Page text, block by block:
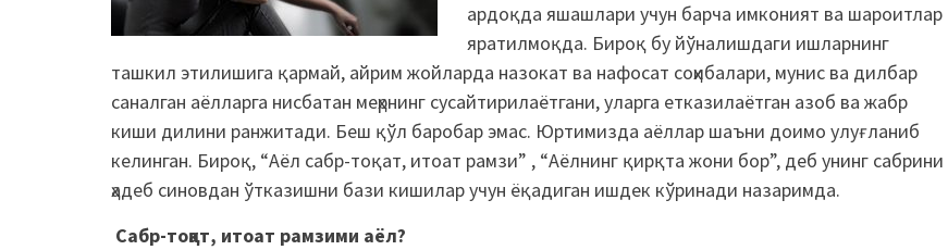
ардоқда яшашлари учун барча имконият ва шароитлар
яратилмоқда. Бироқ бу йўналишдаги ишларнинг
ташкил этилишига қармай, айрим жойларда назокат ва нафосат соҳибалари, мунис ва дилбар
саналган аёлларга нисбатан меҳрнинг сусайтирилаётгани, уларга етказилаётган азоб ва жабр
киши дилини ранжитади. Беш қўл баробар эмас. Юртимизда аёллар шаъни доимо улуғланиб
келинган. Бироқ, “Аёл сабр-тоқат, итоат рамзи” , “Аёлнинг қирқта жони бор”, деб унинг сабрини
ҳадеб синовдан ўтказишни бази кишилар учун ёқадиган ишдек кўринади назаримда.
Сабр-тоқат, итоат рамзими аёл?